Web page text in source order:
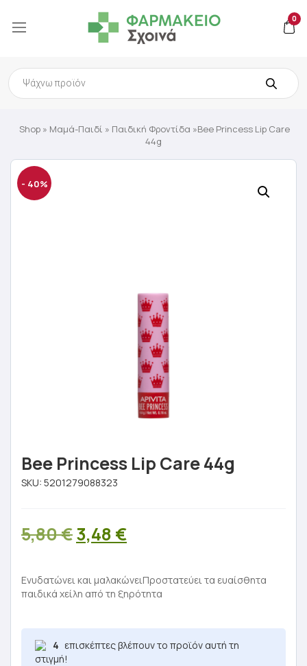
0
Products
search
Shop » Μαμά-Παιδί » Παιδική Φροντίδα »Bee Princess Lip Care
44g
- 40%
Bee Princess Lip Care 44g
SKU: 5201279088323
5,80€Original
was:
5,80 €.
3,48 €Η
τιμή
είναι:
3,48 €.
Ενυδατώνει και μαλακώνειΠροστατεύει τα ευαίσθητα
παιδικά χείλη από τη ξηρότητα
4 επισκέπτες βλέπουν το προϊόν αυτή τη
στιγμή!